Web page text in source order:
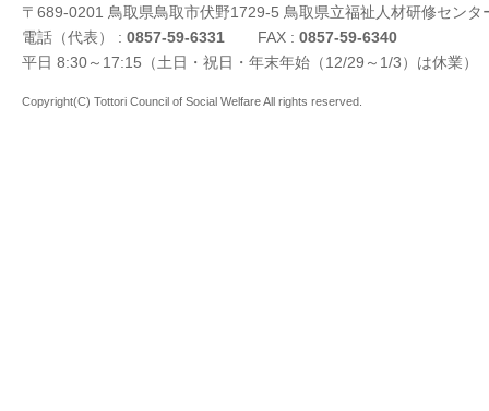
〒689-0201 鳥取県鳥取市伏野1729-5 鳥取県立福祉人材研修センタ
電話（代表） : 0857-59-6331 FAX : 0857-59-6340
平日 8:30～17:15（土日・祝日・年末年始（12/29～1/3）は休業）
Copyright(C) Tottori Council of Social Welfare All rights reserved.